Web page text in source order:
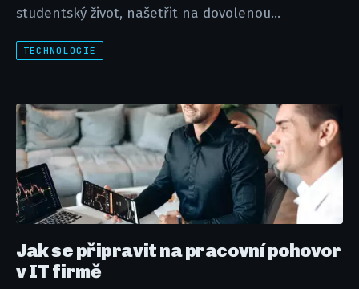
studentský život, našetřit na dovolenou...
TECHNOLOGIE
Jak se připravit na pracovní pohovor
v IT firmě